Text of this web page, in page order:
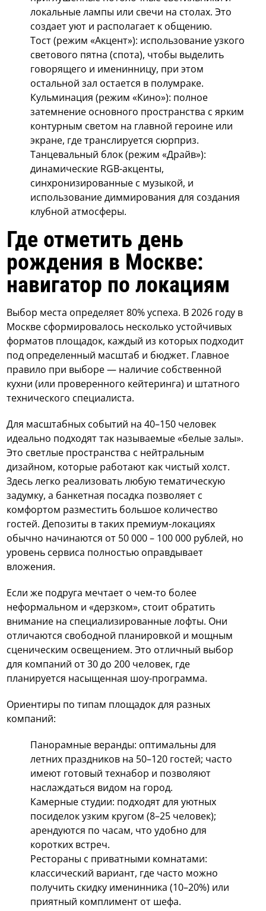
локальные лампы или свечи на столах. Это
создает уют и располагает к общению.
Тост (режим «Акцент»): использование узкого
светового пятна (спота), чтобы выделить
говорящего и именинницу, при этом
остальной зал остается в полумраке.
Кульминация (режим «Кино»): полное
затемнение основного пространства с ярким
контурным светом на главной героине или
экране, где транслируется сюрприз.
Танцевальный блок (режим «Драйв»):
динамические RGB-акценты,
синхронизированные с музыкой, и
использование диммирования для создания
клубной атмосферы.
Где отметить день
рождения в Москве:
навигатор по локациям
Выбор места определяет 80% успеха. В 2026 году в
Москве сформировалось несколько устойчивых
форматов площадок, каждый из которых подходит
под определенный масштаб и бюджет. Главное
правило при выборе — наличие собственной
кухни (или проверенного кейтеринга) и штатного
технического специалиста.
Для масштабных событий на 40–150 человек
идеально подходят так называемые «белые залы».
Это светлые пространства с нейтральным
дизайном, которые работают как чистый холст.
Здесь легко реализовать любую тематическую
задумку, а банкетная посадка позволяет с
комфортом разместить большое количество
гостей. Депозиты в таких премиум-локациях
обычно начинаются от 50 000 – 100 000 рублей, но
уровень сервиса полностью оправдывает
вложения.
Если же подруга мечтает о чем-то более
неформальном и «дерзком», стоит обратить
внимание на специализированные лофты. Они
отличаются свободной планировкой и мощным
сценическим освещением. Это отличный выбор
для компаний от 30 до 200 человек, где
планируется насыщенная шоу-программа.
Ориентиры по типам площадок для разных
компаний:
Панорамные веранды: оптимальны для
летних праздников на 50–120 гостей; часто
имеют готовый технабор и позволяют
наслаждаться видом на город.
Камерные студии: подходят для уютных
посиделок узким кругом (8–25 человек);
арендуются по часам, что удобно для
коротких встреч.
Рестораны с приватными комнатами:
классический вариант, где часто можно
получить скидку именинника (10–20%) или
приятный комплимент от шефа.